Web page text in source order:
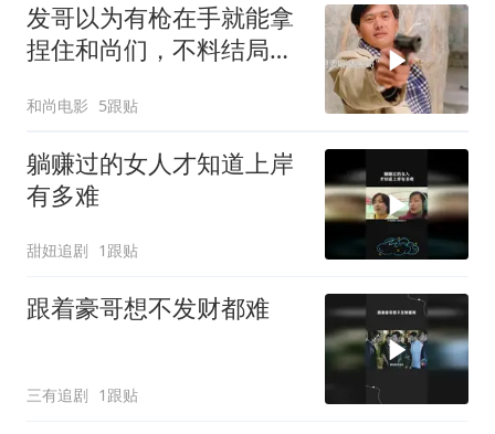
发哥以为有枪在手就能拿
捏住和尚们，不料结局却
和尚电影 5跟贴
躺赚过的女人才知道上岸
有多难
甜妞追剧 1跟贴
跟着豪哥想不发财都难
三有追剧 1跟贴